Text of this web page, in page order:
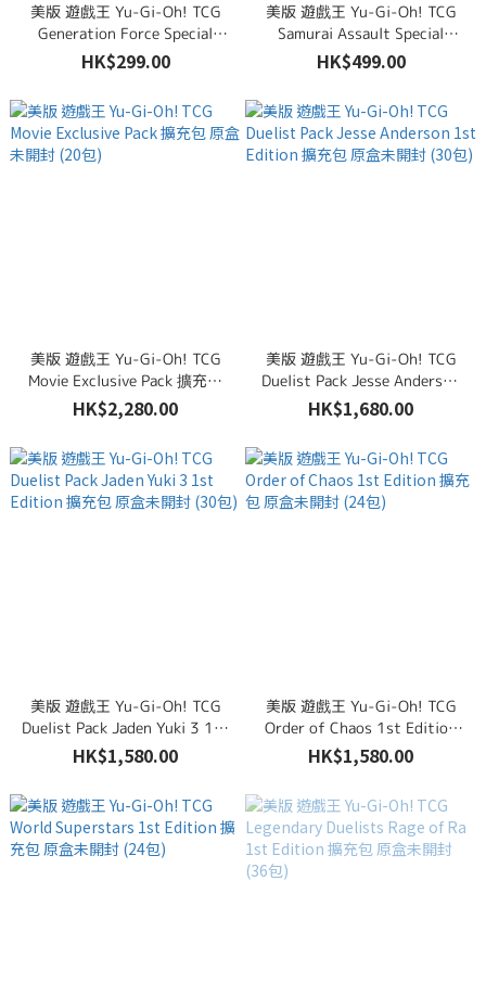
美版 遊戲王 Yu-Gi-Oh! TCG
Generation Force Special
Edition (3 Booster Packs &
Promo Cards)
HK$299.00
美版 遊戲王 Yu-Gi-Oh! TCG
Samurai Assault Special
Edition (3 Booster Packs &
Promo Cards)
HK$499.00
美版 遊戲王 Yu-Gi-Oh! TCG
Movie Exclusive Pack 擴充包
原盒未開封 (20包)
HK$2,280.00
美版 遊戲王 Yu-Gi-Oh! TCG
Duelist Pack Jesse Anderson
1st Edition 擴充包 原盒未開封
(30包)
HK$1,680.00
美版 遊戲王 Yu-Gi-Oh! TCG
Duelist Pack Jaden Yuki 3 1st
Edition 擴充包 原盒未開封 (30
包)
HK$1,580.00
美版 遊戲王 Yu-Gi-Oh! TCG
Order of Chaos 1st Edition
擴充包 原盒未開封 (24包)
HK$1,580.00